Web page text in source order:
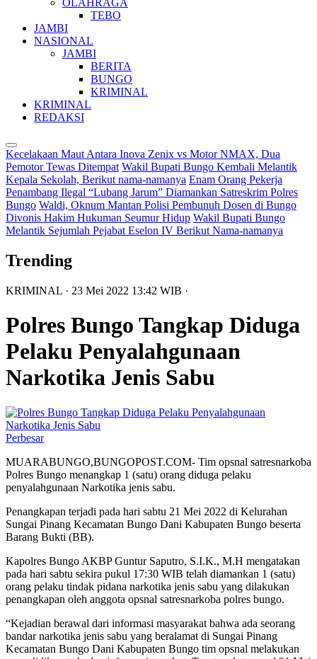
OLAHRAGA
TEBO
JAMBI
NASIONAL
JAMBI
BERITA
BUNGO
KRIMINAL
KRIMINAL
REDAKSI
Kecelakaan Maut Antara Inova Zenix vs Motor NMAX, Dua
Pemotor Tewas Ditempat Wakil Bupati Bungo Kembali Melantik
Kepala Sekolah, Berikut nama-namanya Enam Orang Pekerja
Penambang Ilegal “Lubang Jarum” Diamankan Satreskrim Polres
Bungo Waldi, Oknum Mantan Polisi Pembunuh Dosen di Bungo
Divonis Hakim Hukuman Seumur Hidup Wakil Bupati Bungo
Melantik Sejumlah Pejabat Eselon IV Berikut Nama-namanya
Trending
KRIMINAL · 23 Mei 2022 13:42 WIB ·
Polres Bungo Tangkap Diduga
Pelaku Penyalahgunaan
Narkotika Jenis Sabu
Perbesar
MUARABUNGO,BUNGOPOST.COM- Tim opsnal satresnarkoba
Polres Bungo menangkap 1 (satu) orang diduga pelaku
penyalahgunaan Narkotika jenis sabu.
Penangkapan terjadi pada hari sabtu 21 Mei 2022 di Kelurahan
Sungai Pinang Kecamatan Bungo Dani Kabupaten Bungo beserta
Barang Bukti (BB).
Kapolres Bungo AKBP Guntur Saputro, S.I.K., M.H mengatakan
pada hari sabtu sekira pukul 17:30 WIB telah diamankan 1 (satu)
orang pelaku tindak pidana narkotika jenis sabu yang dilakukan
penangkapan oleh anggota opsnal satresnarkoba polres bungo.
“Kejadian berawal dari informasi masyarakat bahwa ada seorang
bandar narkotika jenis sabu yang beralamat di Sungai Pinang
Kecamatan Bungo Dani Kabupaten Bungo tim opsnal melakukan